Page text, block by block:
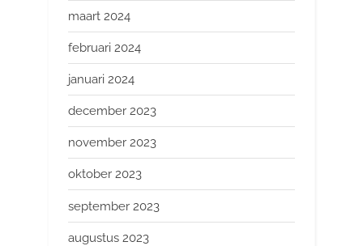
maart 2024
februari 2024
januari 2024
december 2023
november 2023
oktober 2023
september 2023
augustus 2023